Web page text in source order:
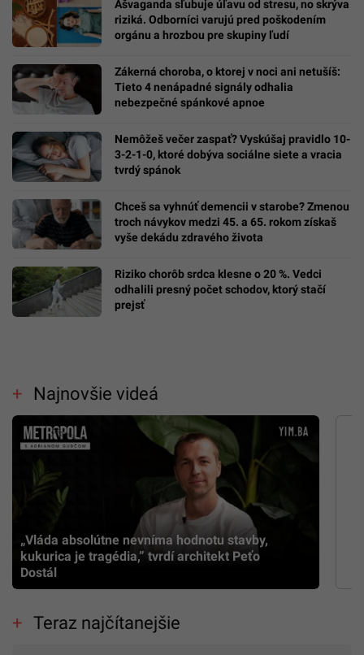
Ašvaganda sľubuje úľavu od stresu, no skrýva
riziká. Odborníci varujú pred poškodením
orgánu a hrozbou pre skupiny ľudí
Zákerná choroba, o ktorej v noci ani netušíš:
Tieto 4 nenápadné signály odhalia
nebezpečné spánkové apnoe
Nemôžeš večer zaspať? Vyskúšaj pravidlo 10-
3-2-1-0, ktoré dobýva sociálne siete a vracia
tvrdý spánok
Chceš sa vyhnúť demencii v starobe? Zmenou
troch návykov medzi 45. a 65. rokom získaš
vyše dekádu zdravého života
Riziko chorôb srdca klesne o 20 %. Vedci
odhalili presný počet schodov, ktorý stačí
prejsť
Najnovšie videá
„Vláda absolútne nevníma hodnotu stavby,
kukurica je tragédia,” tvrdí architekt Peťo
Dostál
Teraz najčítanejšie